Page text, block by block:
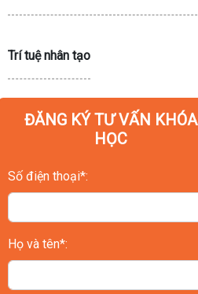
Trí tuệ nhân tạo
ĐĂNG KÝ TƯ VẤN KHÓA
HỌC
Số điện thoại*:
Họ và tên*: